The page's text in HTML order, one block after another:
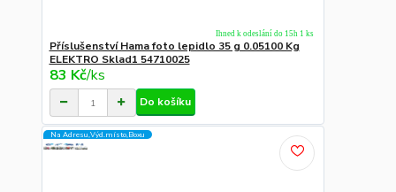
Příslušenství Hama foto lepidlo 35 g 0.05100 Kg
ELEKTRO Sklad1 54710025
83 Kč/ks
Ihned k odeslání do 15h 1 ks
Do košíku
Na Adresu,Výd.místo,Boxu